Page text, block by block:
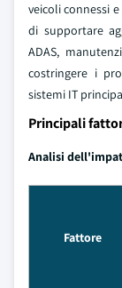
veicoli connessi
di supportare
ADAS,
costringere i
sistemi IT
Principali
Analisi
Fattore